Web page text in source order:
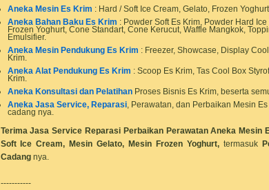
Aneka Mesin Es Krim : Hard / Soft Ice Cream, Gelato, Frozen Yoghurt.
Aneka Bahan Baku Es Krim : Powder Soft Es Krim, Powder Hard
Frozen Yoghurt, Cone Standart, Cone Kerucut, Waffle Mangkok,
Emulsifier.
Aneka Mesin Pendukung Es Krim : Freezer, Showcase, Display
Krim.
Aneka Alat Pendukung Es Krim : Scoop Es Krim, Tas Cool Box
Krim.
Aneka Konsultasi dan PelatihanProses Bisnis Es Krim, beserta
Aneka Jasa Service, Reparasi, Perawatan, dan Perbaikan Mesin
cadang nya.
Terima Jasa Service Reparasi Perbaikan Perawatan Aneka Mesin
Soft Ice Cream, Mesin Gelato, Mesin Frozen Yoghurt,termasuk
Cadangnya.
-----------